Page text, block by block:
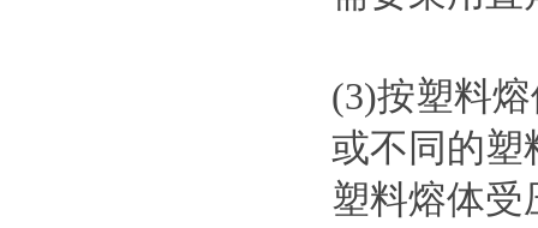
(3)按塑料
或不同的塑
塑料熔体受